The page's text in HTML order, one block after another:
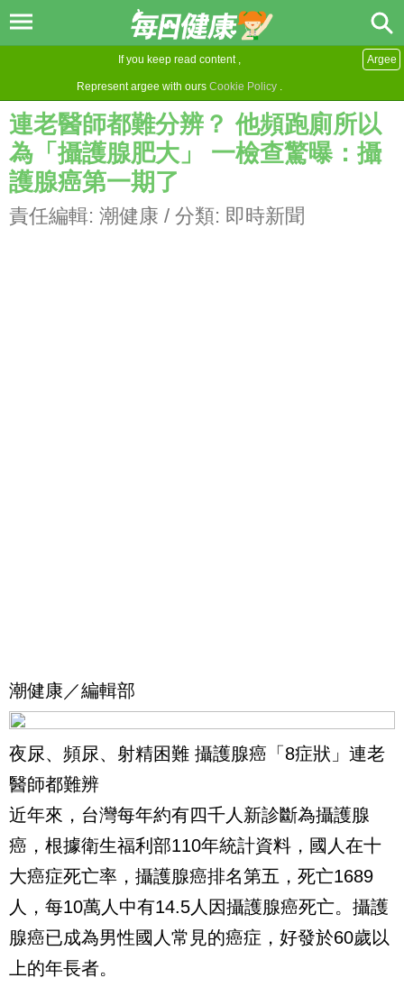
If you keep read content ,
Represent argee with ours Cookie Policy .
Argee
連老醫師都難分辨？ 他頻跑廁所以
為「攝護腺肥大」 一檢查驚曝：攝
護腺癌第一期了
責任編輯: 潮健康 / 分類: 即時新聞
潮健康／編輯部
夜尿、頻尿、射精困難 攝護腺癌「8症狀」連老
醫師都難辨
近年來，台灣每年約有四千人新診斷為攝護腺
癌，根據衛生福利部110年統計資料，國人在十
大癌症死亡率，攝護腺癌排名第五，死亡1689
人，每10萬人中有14.5人因攝護腺癌死亡。攝護
腺癌已成為男性國人常見的癌症，好發於60歲以
上的年長者。